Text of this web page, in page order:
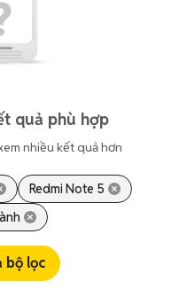
quả phù hợp
nhiều kết quả hơn
Redmi Note 5
bộ lọc